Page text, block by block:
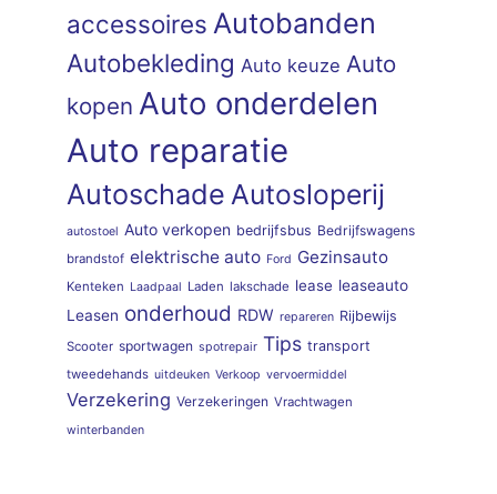
accessoires Autobanden
Autobekleding Auto keuze Auto
kopen Auto onderdelen
Auto reparatie
Autoschade Autosloperij
autostoel Auto verkopen bedrijfsbus Bedrijfswagens
brandstof elektrische auto Ford Gezinsauto
Kenteken Laadpaal Laden lakschade lease leaseauto
Leasen onderhoud RDW repareren Rijbewijs
Scooter sportwagen spotrepair Tips transport
tweedehands uitdeuken Verkoop vervoermiddel
Verzekering Verzekeringen Vrachtwagen
winterbanden